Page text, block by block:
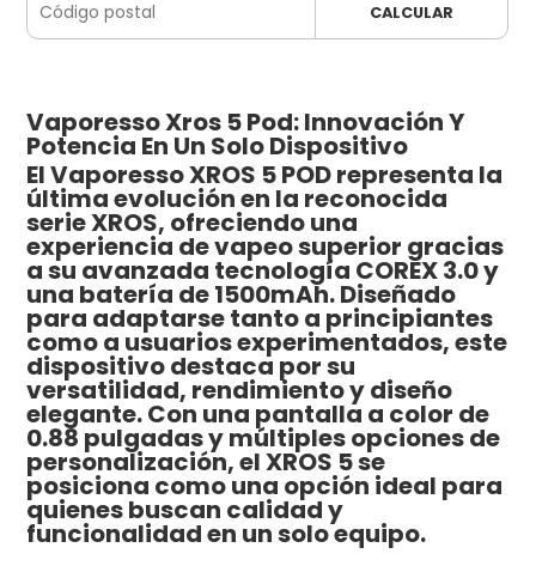
CALCULAR
Vaporesso Xros 5 Pod: Innovación Y
Potencia En Un Solo Dispositivo
El Vaporesso XROS 5 POD representa la
última evolución en la reconocida
serie XROS, ofreciendo una
experiencia de vapeo superior gracias
a su avanzada tecnología COREX 3.0 y
una batería de 1500mAh. Diseñado
para adaptarse tanto a principiantes
como a usuarios experimentados, este
dispositivo destaca por su
versatilidad, rendimiento y diseño
elegante. Con una pantalla a color de
0.88 pulgadas y múltiples opciones de
personalización, el XROS 5 se
posiciona como una opción ideal para
quienes buscan calidad y
funcionalidad en un solo equipo.